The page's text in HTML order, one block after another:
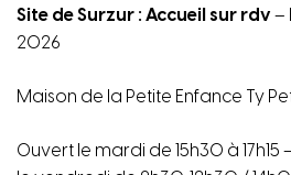
Site de Surzur : Accueil sur rdv–
2026
Maison de la Petite Enfance Ty
Ouvert le mardi de 15h30 à 17h15